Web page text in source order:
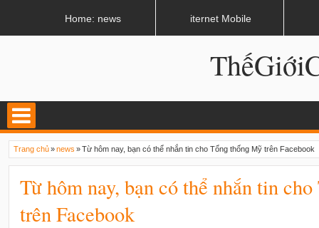
Trang chủ»news »Từ hôm nay, bạn có thể nhắn tin cho Tổng thống Mỹ trên Facebook
Từ hôm nay, bạn có thể nhắn tin
trên Facebook
Home: news iternet Mobile